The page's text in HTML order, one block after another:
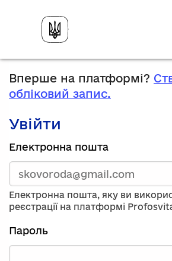
Вперше на платформі?
обліковий запис.
Увійти
Зареєструйтесь,
використавши
електронну
адресу
та
пароль.
Якщо
вас
немає
Електронна пошта
Електронна пошта, яку ви
реєстрації на платформі
Пароль